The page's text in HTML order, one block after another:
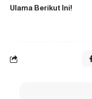
Ulama Berikut Ini!